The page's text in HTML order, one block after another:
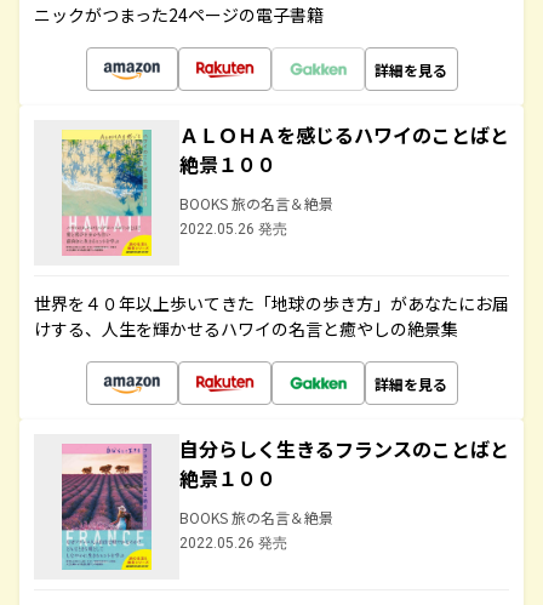
ニックがつまった24ページの電子書籍
詳細を見る
ＡＬＯＨＡを感じるハワイのことばと
絶景１００
BOOKS 旅の名言＆絶景
2022.05.26 発売
世界を４０年以上歩いてきた「地球の歩き方」があなたにお届
けする、人生を輝かせるハワイの名言と癒やしの絶景集
詳細を見る
自分らしく生きるフランスのことばと
絶景１００
BOOKS 旅の名言＆絶景
2022.05.26 発売